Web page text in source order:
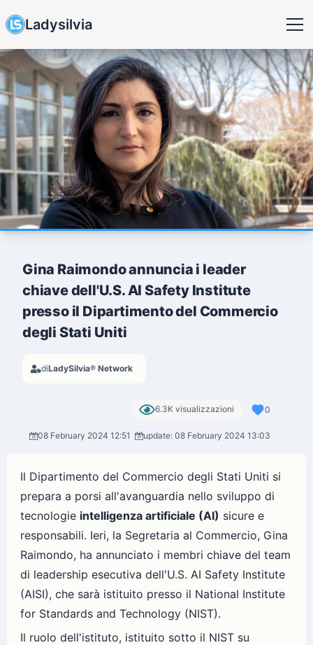
Ladysilvia
Gina Raimondo annuncia i leader
chiave dell'U.S. AI Safety Institute
presso il Dipartimento del Commercio
degli Stati Uniti
diLadySilvia® Network
6.3K visualizzazioni 0
08 February 2024 12:51 update: 08 February 2024 13:03
Il Dipartimento del Commercio degli Stati Uniti si
prepara a porsi all'avanguardia nello sviluppo di
tecnologie intelligenza artificiale (AI) sicure e
responsabili. Ieri, la Segretaria al Commercio, Gina
Raimondo, ha annunciato i membri chiave del team
di leadership esecutiva dell'U.S. AI Safety Institute
(AISI), che sarà istituito presso il National Institute
for Standards and Technology (NIST).
Il ruolo dell'istituto, istituito sotto il NIST su